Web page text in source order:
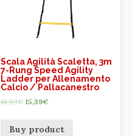
Scala Agilità Scaletta, 3m
7-Rung Speed Agility
Ladder per Allenamento
Calcio / Pallacanestro
16,93€ 15,39€
Buy product